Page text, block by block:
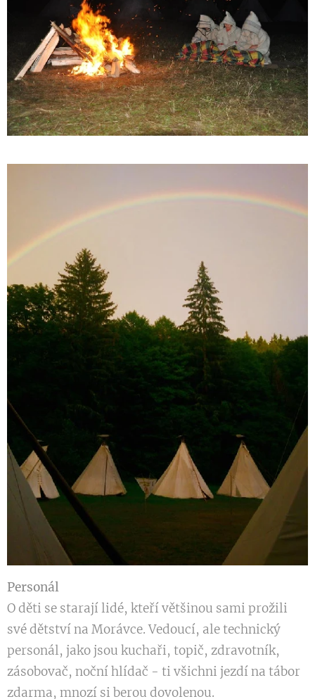
Personál
O děti se starají lidé, kteří většinou sami prožili
své dětství na Morávce. Vedoucí, ale technický
personál, jako jsou kuchaři, topič, zdravotník,
zásobovač, noční hlídač - ti všichni jezdí na tábor
zdarma, mnozí si berou dovolenou.